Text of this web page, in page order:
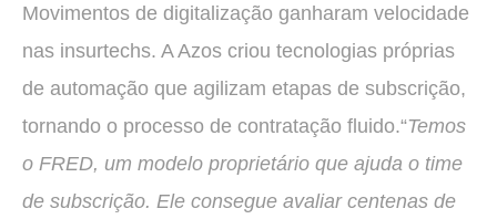
Movimentos de digitalização ganharam velocidade
nas insurtechs. A Azos criou tecnologias próprias
de automação que agilizam etapas de subscrição,
tornando o processo de contratação fluido.“Temos
o FRED, um modelo proprietário que ajuda o time
de subscrição. Ele consegue avaliar centenas de